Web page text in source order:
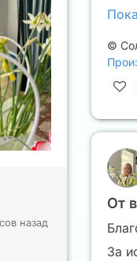
назад
©
От
За